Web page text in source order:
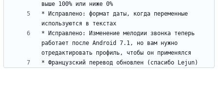
* Исправлено: формат даты, когда переменные
* Исправлено: Изменение мелодии звонка теперь
работает после Android 7.1, но вам нужно
* Французский перевод обновлен (спасибо Lejun)